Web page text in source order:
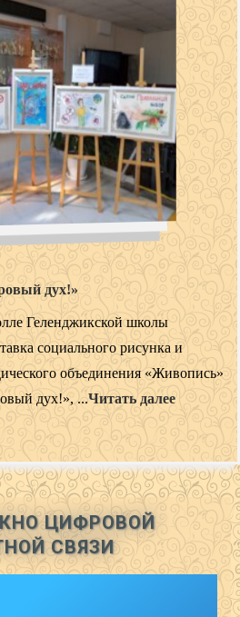
дух!»
Геленджикской школы
социального рисунка и
объединения «Живопись»
дух!», ...Читать далее
ЦИФРОВОЙ
СВЯЗИ